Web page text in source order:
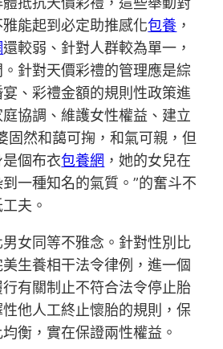
能起到必定助推感化包養 ，
還較弱、針對人群較為單一，
針對天價彩禮的管理應是綜
、彩禮金額的規則性政策進
協調、維護女性權益、建立
固然和藹可掬，和氣可親，但
個布衣包養網 ，她的女兒在
一種知名的氣質。”的奮斗不
夫。
女同等不雅念。針對性別比
生養相干法令律例，進一個
有關制止不符合法令停止胎
他人工終止懷胎的規則，保
衡，實在保證兩性權益。